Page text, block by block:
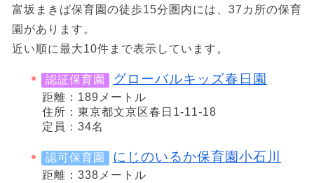
富坂まきば保育園の徒歩15分圏内には、37カ所の保育
園があります。
近い順に最大10件まで表示しています。
認証保育園 グローバルキッズ春日園
距離：189メートル
住所：東京都文京区春日1-11-18
定員：34名
認可保育園 にじのいるか保育園小石川
距離：338メートル